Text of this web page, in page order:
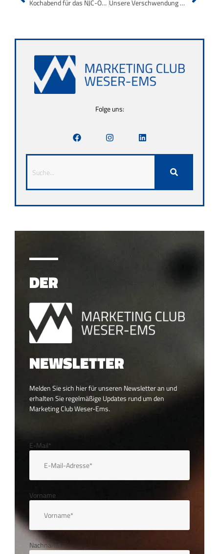
Kochabend für das NJC-Orga-Team Unsere Verschwendung wird intelligent
Folge uns:
DER
NEWSLETTER
Melden Sie sich hier für unseren Newsletter an und
erhalten Sie regelmäßige Updates rund um den
Marketing Club Weser-Ems.
E-Mail*
Vorname
Nachname